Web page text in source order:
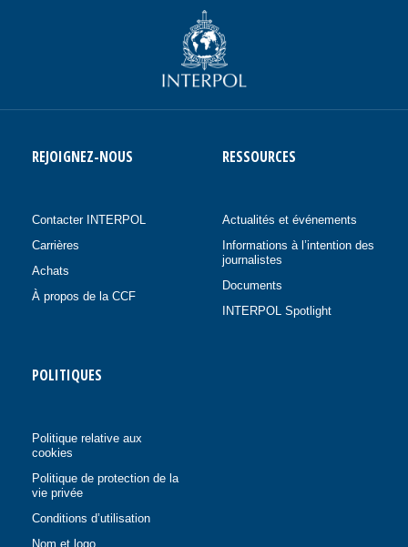
REJOIGNEZ-NOUS
Contacter INTERPOL
Carrières
Achats
À propos de la CCF
RESSOURCES
Actualités et événements
Informations à l’intention des
journalistes
Documents
INTERPOL Spotlight
POLITIQUES
Politique relative aux
cookies
Politique de protection de la
vie privée
Conditions d’utilisation
Nom et logo